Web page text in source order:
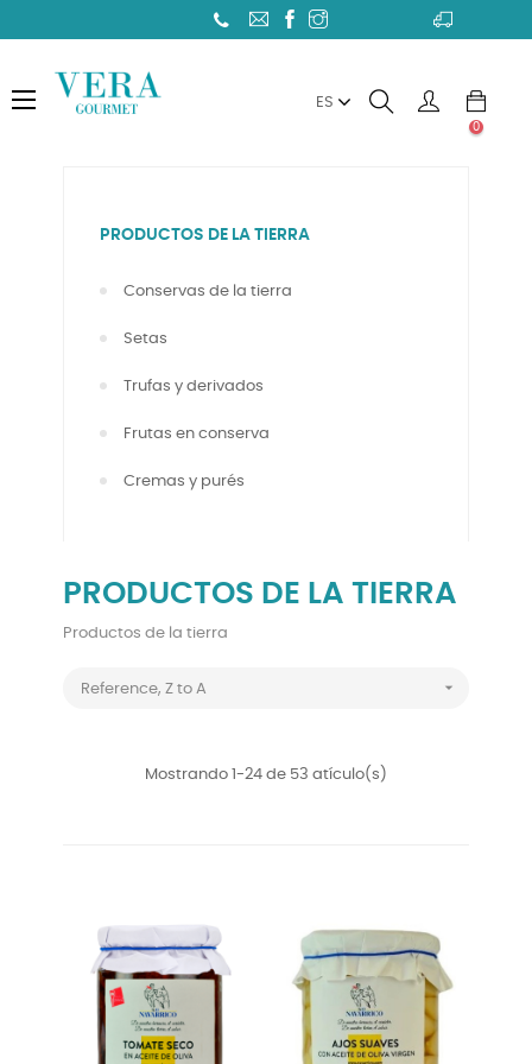
Toggle
☰ ES
0
PRODUCTOS DE LA TIERRA
Conservas de la tierra
Setas
Trufas y derivados
Frutas en conserva
Cremas y purés
PRODUCTOS DE LA TIERRA
Productos de la tierra
Reference, Z to A 
Mostrando 1-24 de 53 atículo(s)